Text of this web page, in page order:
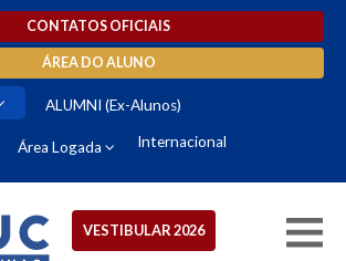
CONTATOS OFICIAIS
ÁREA DO ALUNO
ALUMNI (Ex-Alunos)
Área Logada Internacional
VESTIBULAR 2026